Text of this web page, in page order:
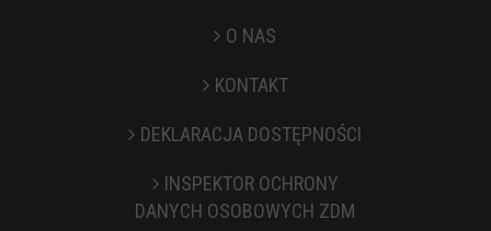
O NAS
KONTAKT
DEKLARACJA DOSTĘPNOŚCI
INSPEKTOR OCHRONY
DANYCH OSOBOWYCH ZDM